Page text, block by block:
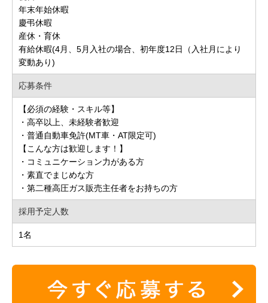
年末年始休暇
慶弔休暇
産休・育休
有給休暇(4月、5月入社の場合、初年度12日（入社月により
変動あり)
応募条件
【必須の経験・スキル等】
・高卒以上、未経験者歓迎
・普通自動車免許(MT車・AT限定可)
【こんな方は歓迎します！】
・コミュニケーション力がある方
・素直でまじめな方
・第二種高圧ガス販売主任者をお持ちの方
採用予定人数
1名